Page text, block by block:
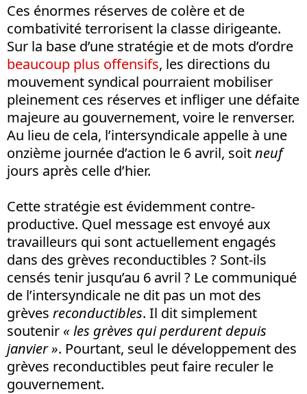
Ces énormes réserves de colère et de
combativité terrorisent la classe dirigeante.
Sur la base d’une stratégie et de mots d’ordre
beaucoup plus offensifs, les directions du
mouvement syndical pourraient mobiliser
pleinement ces réserves et infliger une défaite
majeure au gouvernement, voire le renverser.
Au lieu de cela, l’intersyndicale appelle à une
onzième journée d’action le 6 avril, soitneuf
jours après celle d’hier.
Cette stratégie est évidemment contre-
productive. Quel message est envoyé aux
travailleurs qui sont actuellement engagés
dans des grèves reconductibles ? Sont-ils
censés tenir jusqu’au 6 avril ? Le communiqué
de l’intersyndicale ne dit pas un mot des
grèves reconductibles. Il dit simplement
soutenir « les grèves qui perdurent depuis
janvier ». Pourtant, seul le développement des
grèves reconductibles peut faire reculer le
gouvernement.